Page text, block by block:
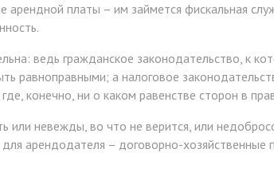
платы – им займется фискальная
ведь гражданское законодательство, к
равноправными; а налоговое
конечно, ни о каком равенстве сторон в
или невежды, во что не верится, или
арендодателя – договорно-